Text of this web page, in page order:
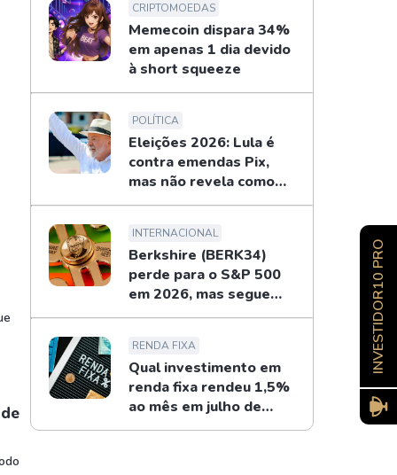
CRIPTOMOEDAS
Memecoin dispara 34%
em apenas 1 dia devido
à short squeeze
POLÍTICA
Eleições 2026: Lula é
contra emendas Pix,
mas não revela como
combaterá
INTERNACIONAL
Berkshire (BERK34)
perde para o S&P 500
em 2026, mas segue
recompras de Buffett
RENDA FIXA
Qual investimento em
renda fixa rendeu 1,5%
ao mês em julho de
2026?
INVESTIDOR10 PRO